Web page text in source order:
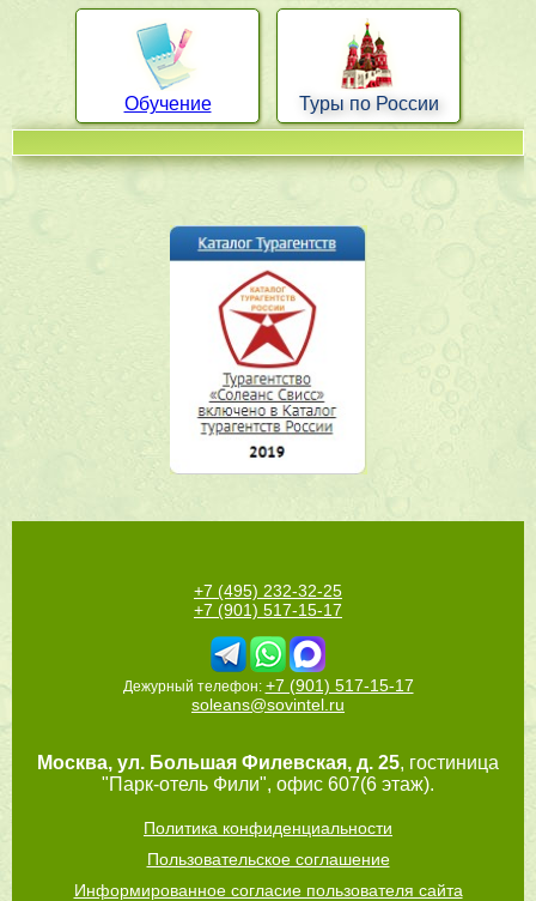
Обучение Туры по России
+7 (495) 232-32-25
+7 (901) 517-15-17
Дежурный телефон: +7 (901) 517-15-17
soleans@sovintel.ru
Москва, ул. Большая Филевская, д. 25, гостиница
"Парк-отель Фили", офис 607(6 этаж).
Политика конфиденциальности
Пользовательское соглашение
Информированное согласие пользователя сайта